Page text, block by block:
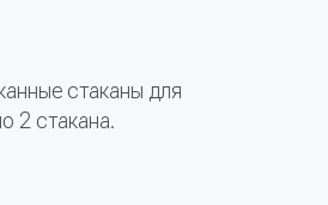
стаканы для
2 стакана.